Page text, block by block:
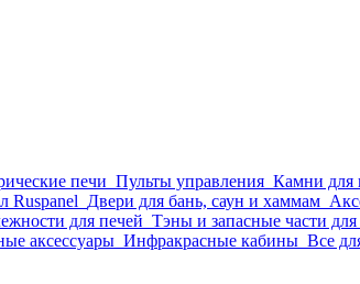
печи Пульты управления Камни для
Ruspanel Двери для бань, саун и хаммам
для печей Тэны и запасные части для
аксессуары Инфракрасные кабины Все